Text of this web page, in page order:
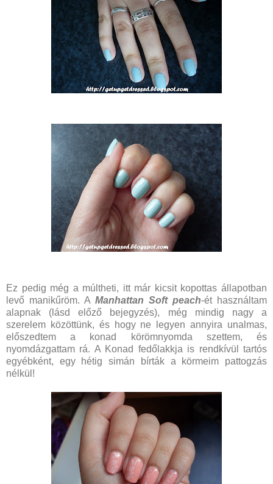
Ez pedig még a múltheti, itt már kicsit kopottas állapotban
levő manikűröm. A Manhattan Soft peach-ét használtam
alapnak (lásd előző bejegyzés), még mindig nagy a
szerelem közöttünk, és hogy ne legyen annyira unalmas,
előszedtem a konad körömnyomda szettem, és
nyomdázgattam rá. A Konad fedőlakkja is rendkívül tartós
egyébként, egy hétig simán bírták a körmeim pattogzás
nélkül!